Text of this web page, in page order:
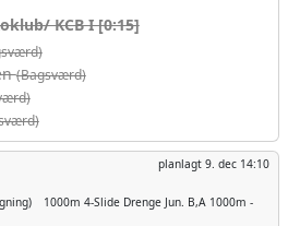
KCB I [0:15]
(Bagsværd)
planlagt 9. dec 14:10
1000m 4-Slide Drenge Jun. B,A 1000m -